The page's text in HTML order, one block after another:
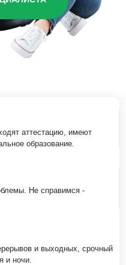
аттестацию, имеют
образование.
Не справимся -
и выходных, срочный
и ночи.